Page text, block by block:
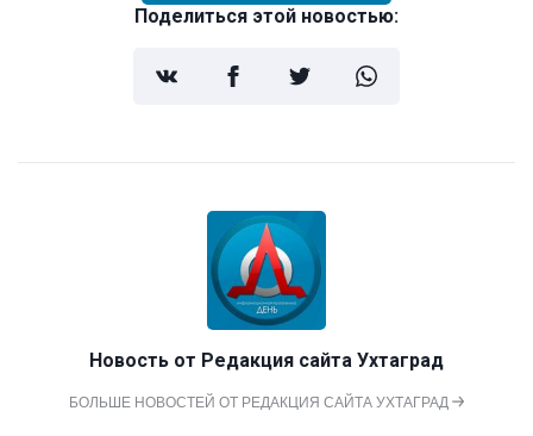
Поделиться этой новостью:
Новость от Редакция сайта Ухтаград
БОЛЬШЕ НОВОСТЕЙ ОТ РЕДАКЦИЯ САЙТА УХТАГРАД